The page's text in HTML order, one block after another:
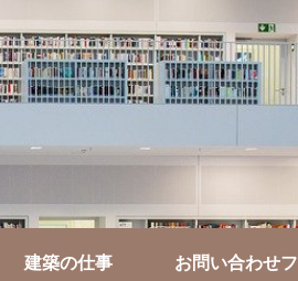
建築の仕事 お問い合わせ